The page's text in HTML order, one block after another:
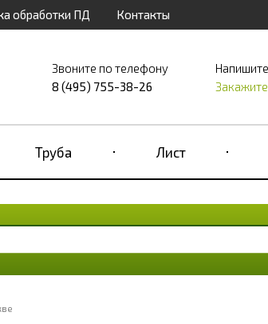
обработки ПД Контакты
Звоните по телефону
8 (495) 755-38-26
Труба Лист